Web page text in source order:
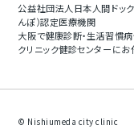
公益社団法人日本人間ドッ
んぽ）認定医療機関
大阪で健康診断・生活習慣
クリニック健診センターにお
© Nishiumeda city clinic